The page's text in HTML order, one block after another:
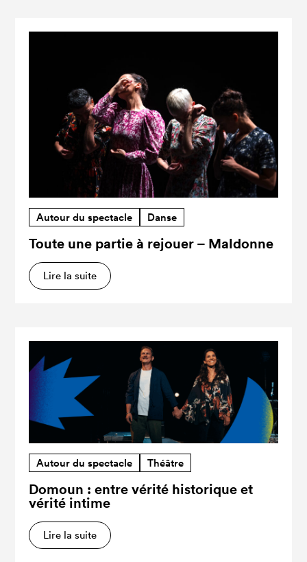
Autour du spectacle Danse
Toute une partie à rejouer – Maldonne
Lire la suite
Autour du spectacle Théâtre
Domoun : entre vérité historique et
vérité intime
Lire la suite